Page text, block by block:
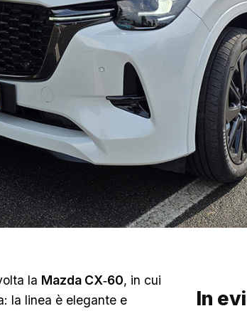
la Mazda CX‑60, in cui
la linea è elegante e
In